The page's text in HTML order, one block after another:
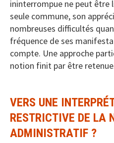
ininterrompue ne peut être
seule commune, son
nombreuses difficultés
fréquence de ses
compte. Une approche
notion finit par être
VERS UNE
RESTRICTIVE DE LA
ADMINISTRATIF ?